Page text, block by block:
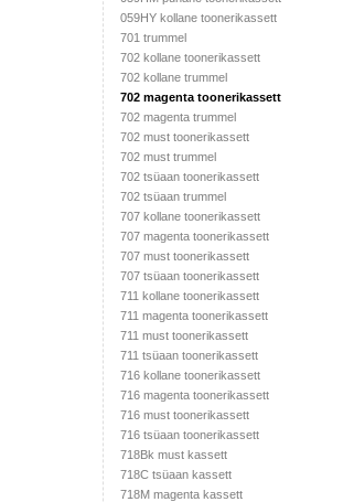
059HY kollane toonerikassett
701 trummel
702 kollane toonerikassett
702 kollane trummel
702 magenta toonerikassett
702 magenta trummel
702 must toonerikassett
702 must trummel
702 tsüaan toonerikassett
702 tsüaan trummel
707 kollane toonerikassett
707 magenta toonerikassett
707 must toonerikassett
707 tsüaan toonerikassett
711 kollane toonerikassett
711 magenta toonerikassett
711 must toonerikassett
711 tsüaan toonerikassett
716 kollane toonerikassett
716 magenta toonerikassett
716 must toonerikassett
716 tsüaan toonerikassett
718Bk must kassett
718C tsüaan kassett
718M magenta kassett